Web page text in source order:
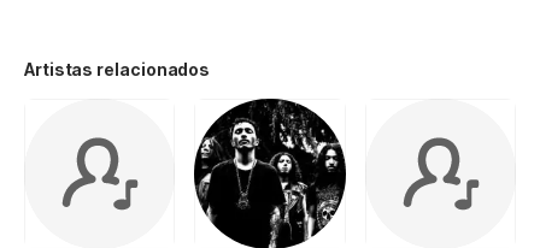
Artistas relacionados